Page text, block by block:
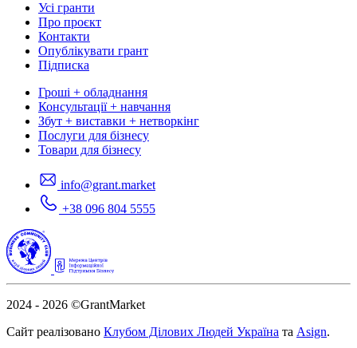
Усі гранти
Про проєкт
Контакти
Опублікувати грант
Підписка
Гроші + обладнання
Консультації + навчання
Збут + виставки + нетворкінг
Послуги для бізнесу
Товари для бізнесу
info@grant.market
+38 096 804 5555
2024 - 2026 ©GrantMarket
Сайт реалізовано Клубом Ділових Людей Україна та Asign.